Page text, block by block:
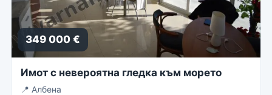
349 000 €
Имот с невероятна гледка към морето
📍 Албена